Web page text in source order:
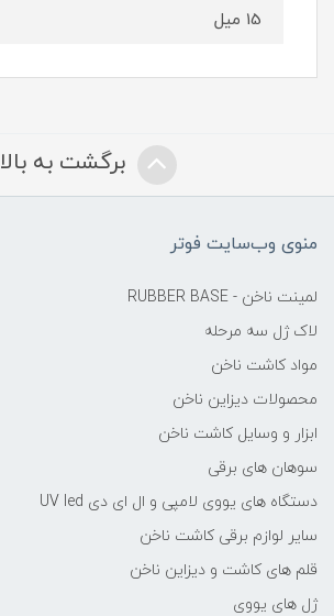
15 میل
برگشت به بالا
منوی وب‌سایت فوتر
لمینت ناخن - RUBBER BASE
لاک ژل سه مرحله
مواد کاشت ناخن
محصولات دیزاین ناخن
ابزار و وسایل کاشت ناخن
سوهان های برقی
دستگاه های یووی لامپی و ال ای دی UV led
سایر لوازم برقی کاشت ناخن
قلم های کاشت و دیزاین ناخن
ژل های یووی